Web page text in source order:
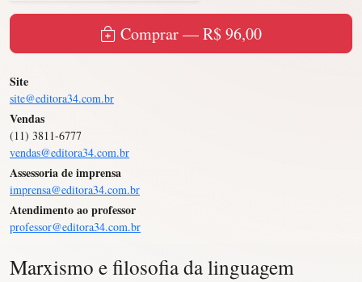
Comprar — R$ 96,00
Site
site@editora34.com.br
Vendas
(11) 3811-6777
vendas@editora34.com.br
Assessoria de imprensa
imprensa@editora34.com.br
Atendimento ao professor
professor@editora34.com.br
Marxismo e filosofia da linguagem